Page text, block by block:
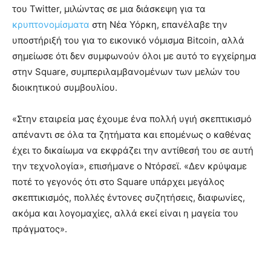
του Twitter, μιλώντας σε μια διάσκεψη για τα
κρυπτονομίσματα στη Νέα Υόρκη, επανέλαβε την
υποστήριξή του για το εικονικό νόμισμα Bitcoin, αλλά
σημείωσε ότι δεν συμφωνούν όλοι με αυτό το εγχείρημα
στην Square, συμπεριλαμβανομένων των μελών του
διοικητικού συμβουλίου.
«Στην εταιρεία μας έχουμε ένα πολλή υγιή σκεπτικισμό
απέναντι σε όλα τα ζητήματα και επομένως ο καθένας
έχει το δικαίωμα να εκφράζει την αντίθεσή του σε αυτή
την τεχνολογία», επισήμανε ο Ντόρσεϊ. «Δεν κρύψαμε
ποτέ το γεγονός ότι στο Square υπάρχει μεγάλος
σκεπτικισμός, πολλές έντονες συζητήσεις, διαφωνίες,
ακόμα και λογομαχίες, αλλά εκεί είναι η μαγεία του
πράγματος».